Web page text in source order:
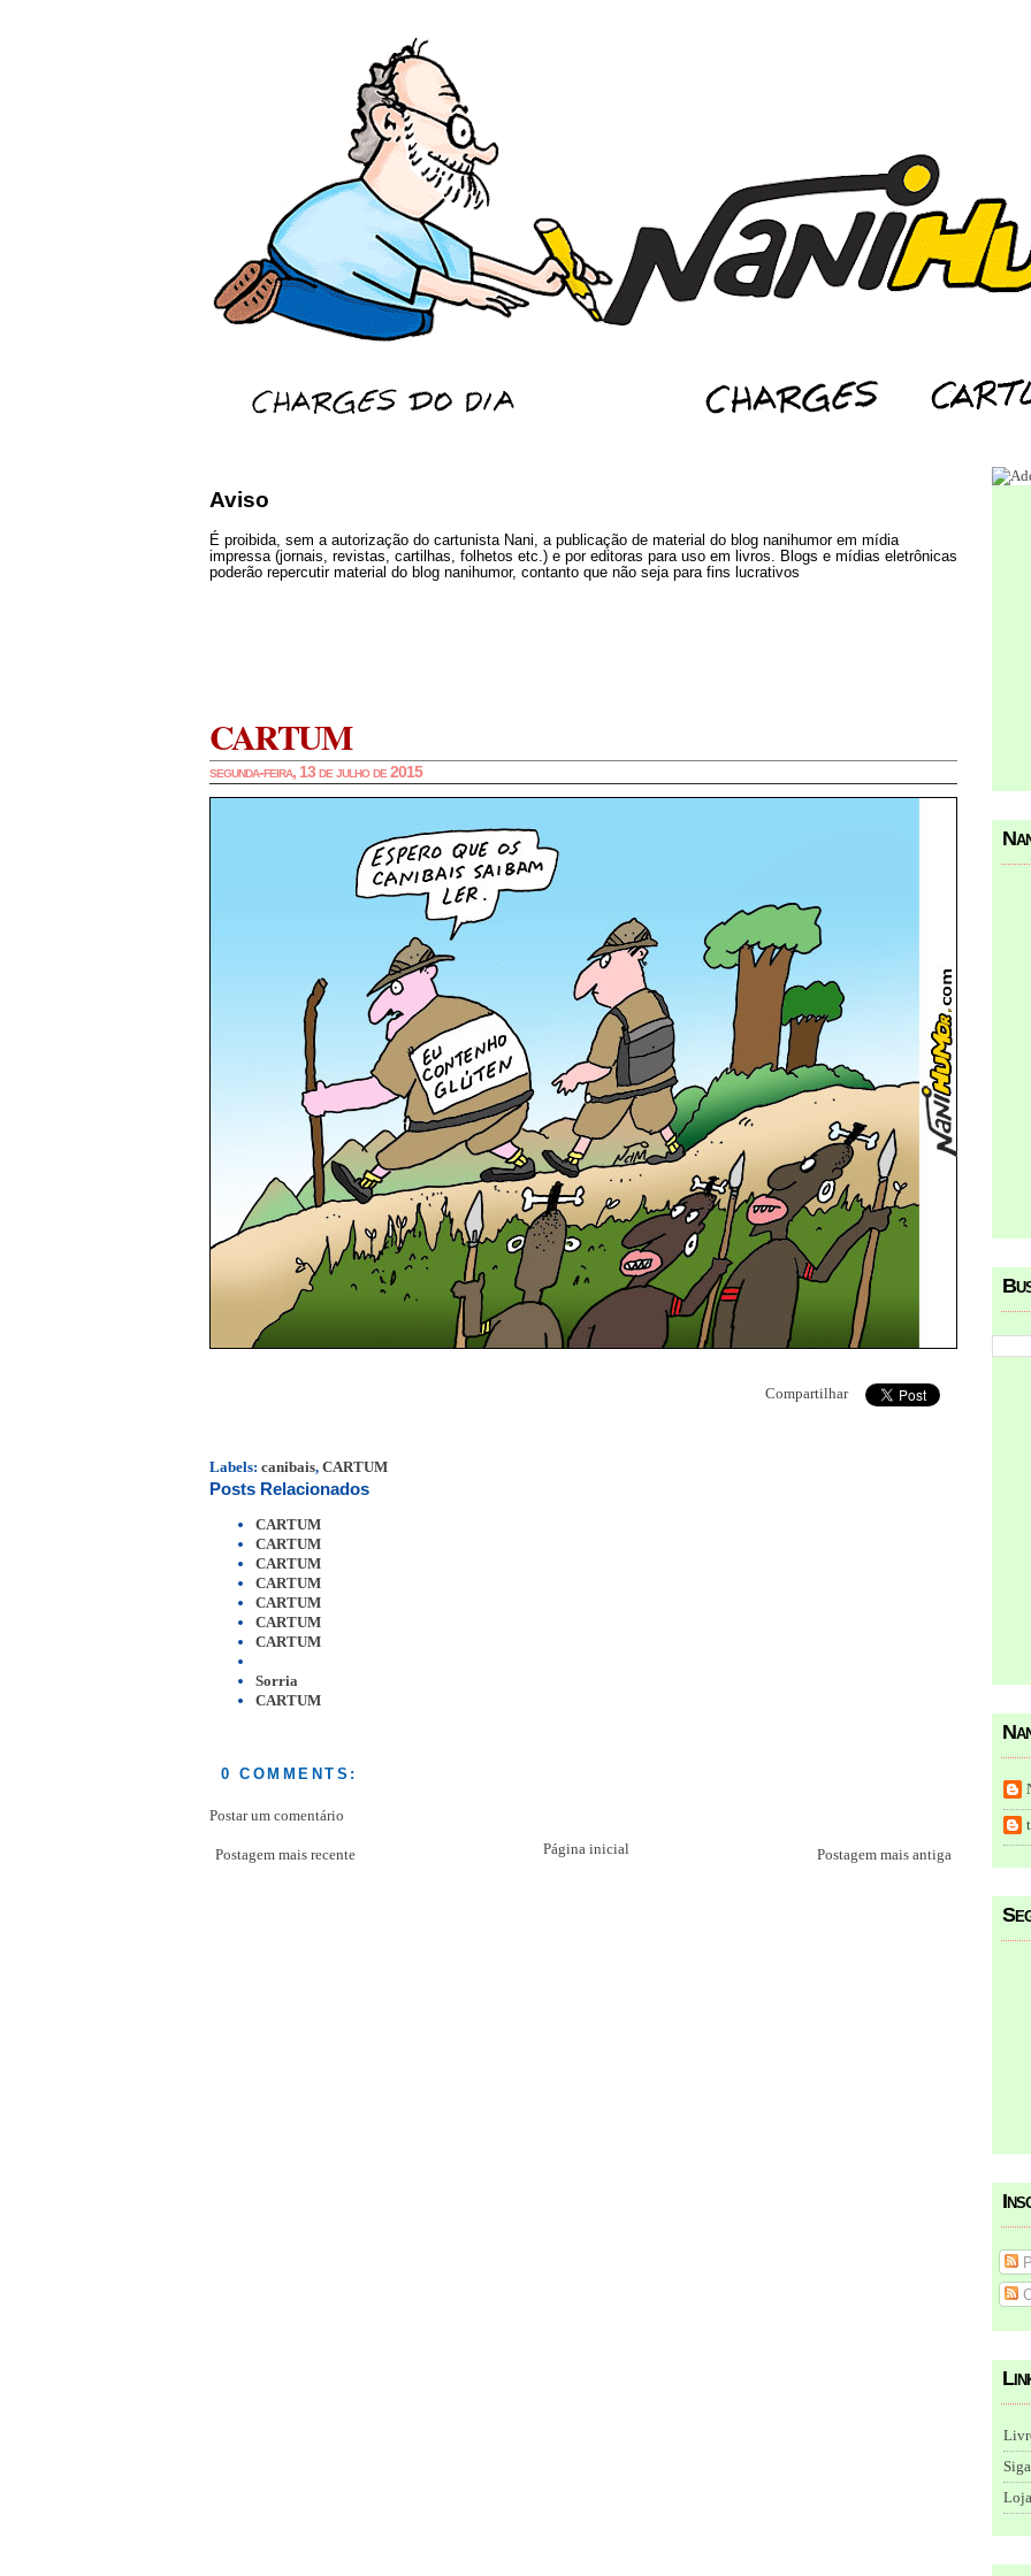
Aviso
É proibida, sem a autorização do cartunista Nani, a publicação de material do blog nanihumor em mídia
impressa (jornais, revistas, cartilhas, folhetos etc.) e por editoras para uso em livros. Blogs e mídias eletrônicas
poderão repercutir material do blog nanihumor, contanto que não seja para fins lucrativos
CARTUM
segunda-feira, 13 de julho de 2015
Compartilhar
Labels: canibais, CARTUM
Posts Relacionados
CARTUM
CARTUM
CARTUM
CARTUM
CARTUM
CARTUM
CARTUM
Sorria
CARTUM
0 COMMENTS:
Postar um comentário
Postagem mais recente Postagem mais antiga
Página inicial